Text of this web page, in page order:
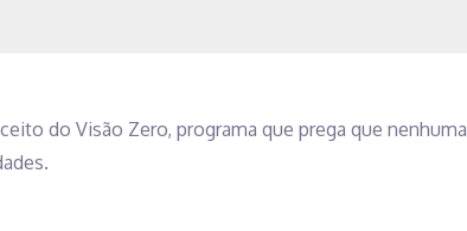
do Visão Zero, programa que prega que nenhuma